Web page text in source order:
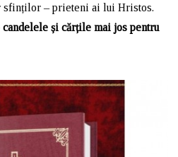
sfinților – prieteni ai lui Hristos.
și cărțile mai jos pentru